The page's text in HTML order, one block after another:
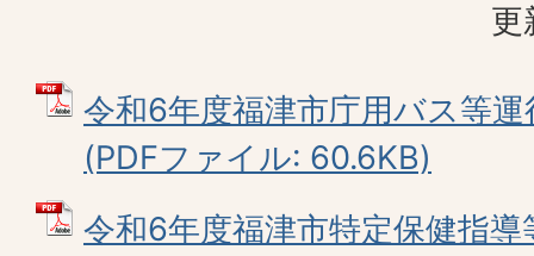
更
令和6年度福津市庁用バス等
(PDFファイル: 60.6KB)
令和6年度福津市特定保健指